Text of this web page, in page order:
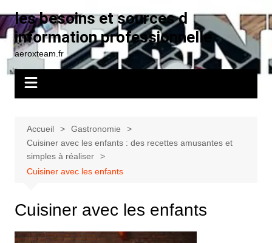
au
contenu
les besoins et sources d
information professionnelle
aeroxteam.fr
Accueil
Gastronomie
Cuisiner avec les enfants : des recettes amusantes et
simples à réaliser
Cuisiner avec les enfants
Cuisiner avec les enfants